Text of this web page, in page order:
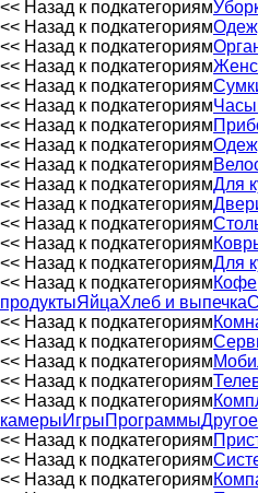
<< Назад к подкатегориям
<< Назад к подкатегориям
<< Назад к подкатегориям
<< Назад к подкатегориям
<< Назад к подкатегориям
<< Назад к подкатегориямЧасы
<< Назад к подкатегориям
<< Назад к подкатегориям
<< Назад к подкатегориям
<< Назад к подкатегориямДля
<< Назад к подкатегориям
<< Назад к подкатегориям
<< Назад к подкатегориям
<< Назад к подкатегориямДля
<< Назад к подкатегориям
продуктыЯйцаХлеб и выпечка
<< Назад к подкатегориям
<< Назад к подкатегориям
<< Назад к подкатегориям
<< Назад к подкатегориям
<< Назад к подкатегориям
камерыИгрыПрограммыДругое
<< Назад к подкатегориям
<< Назад к подкатегориям
<< Назад к подкатегориям